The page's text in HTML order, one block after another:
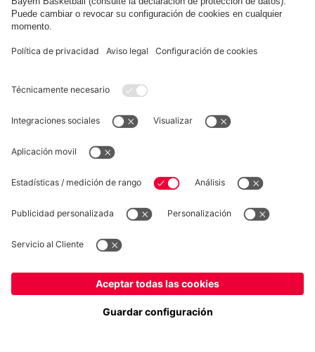
FC Bayern Store App
Privacidad
Configuración de las cookies
*Los precios incluyen el IVA y los gastos de envío
© FC Bayern München AG
FC Bayern München AG, Säbener Str. 51-57, 81547 München
Españapara entregar allí!
Globalpara entregar allí!